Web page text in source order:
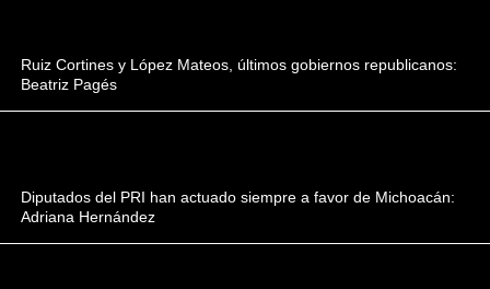
Ruiz Cortines y López Mateos, últimos gobiernos republicanos:
Beatriz Pagés
Diputados del PRI han actuado siempre a favor de Michoacán:
Adriana Hernández